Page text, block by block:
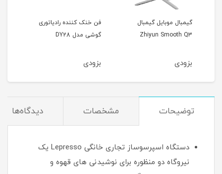
گیمبال موبایل گیمبال
Zhiyun Smooth Q3
بزودی
فن خنک کننده رادیاتوری
گوشی مدل DY28
بزودی
توضیحات مشخصات دیدگاه‌ها
دستگاه اسپرسوساز تجاری خانگی Lepresso یک
نیروگاه دو منظوره برای نوشیدنی های قهوه و